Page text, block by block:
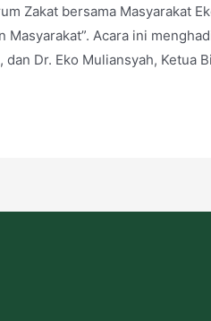
Zakat bersama Masyarakat
Acara ini
Dr. Eko Muliansyah, Ketua